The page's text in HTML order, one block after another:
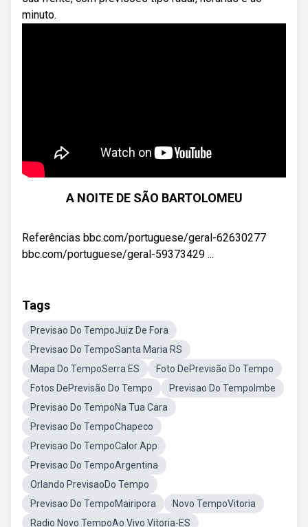
minuto.
A NOITE DE SÃO BARTOLOMEU
Referências bbc.com/portuguese/geral-62630277
bbc.com/portuguese/geral-59373429 ...
Tags
Previsao Do TempoJuiz De Fora
Previsao Do TempoSanta Maria RS
Mapa Do TempoSerra ES
Foto DePrevisão Do Tempo
Fotos DePrevisão Do Tempo
Previsao Do TempoImbe
Previsao Do TempoNa Tua Cara
Previsao Do TempoChapeco
Previsao Do TempoCalor App
Previsao Do TempoArgentina
Orlando PrevisaoDo Tempo
Previsao Do TempoMairipora
Novo TempoVitoria
Radio Novo TempoAo Vivo Vitoria-ES